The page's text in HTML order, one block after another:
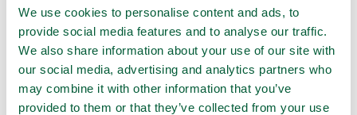
We use cookies to personalise content and ads, to
provide social media features and to analyse our traffic.
We also share information about your use of our site with
our social media, advertising and analytics partners who
may combine it with other information that you’ve
provided to them or that they’ve collected from your use
PRODUKTY